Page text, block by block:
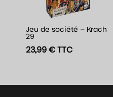
Jeu de société – Krach
29
23,99€TTC